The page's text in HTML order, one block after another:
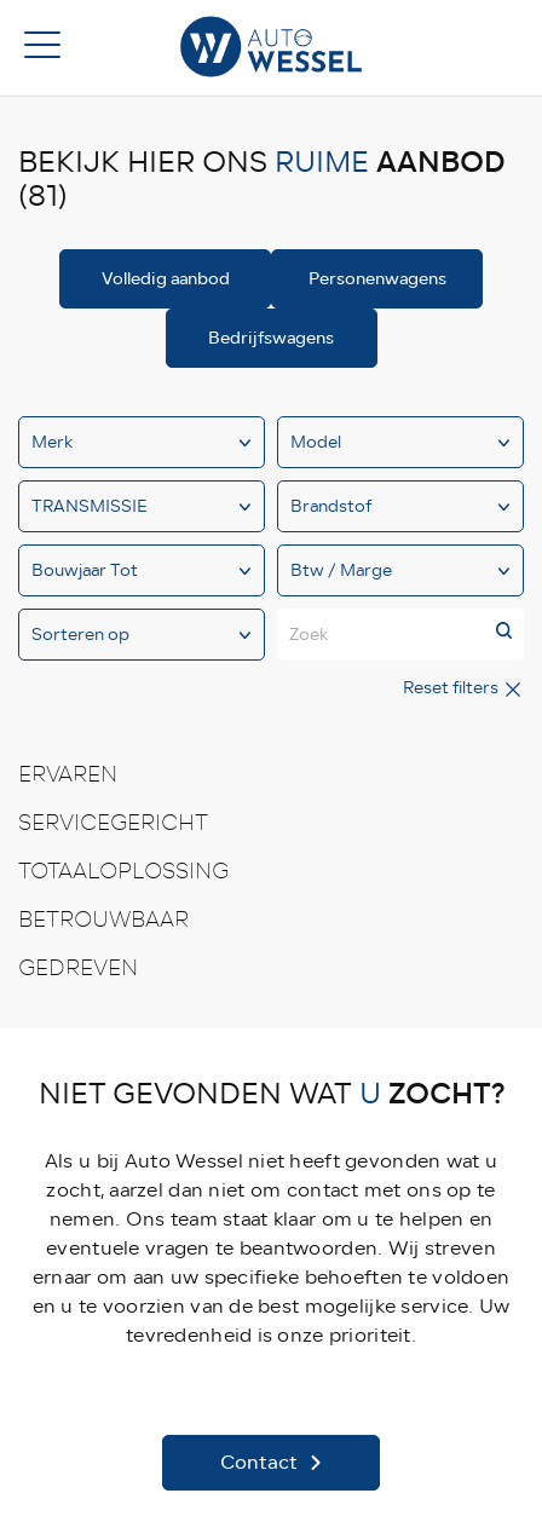
BEKIJK HIER ONS RUIMEAANBOD
(81)
Volledig aanbod Personenwagens
Bedrijfswagens
Zoek
Reset filters
ERVAREN
SERVICEGERICHT
TOTAALOPLOSSING
BETROUWBAAR
GEDREVEN
NIET GEVONDEN WAT U ZOCHT?
Als u bij Auto Wessel niet heeft gevonden wat u
zocht, aarzel dan niet om contact met ons op te
nemen. Ons team staat klaar om u te helpen en
eventuele vragen te beantwoorden. Wij streven
ernaar om aan uw specifieke behoeften te voldoen
en u te voorzien van de best mogelijke service. Uw
tevredenheid is onze prioriteit.
Contact